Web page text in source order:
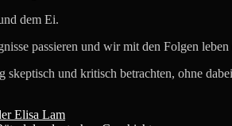
dem Ei.
passieren und wir mit den Folgen
skeptisch und kritisch betrachten, ohne
Elisa Lam